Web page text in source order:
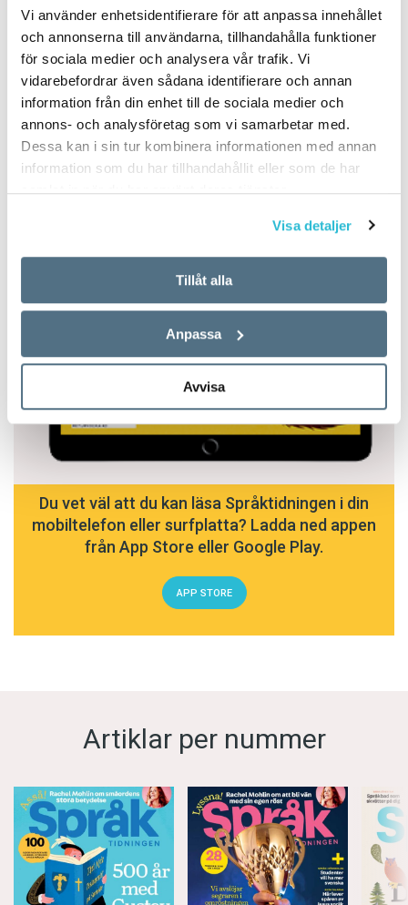
Vi använder enhetsidentifierare för att anpassa innehållet
och annonserna till användarna, tillhandahålla funktioner
för sociala medier och analysera vår trafik. Vi
vidarebefordrar även sådana identifierare och annan
information från din enhet till de sociala medier och
annons- och analysföretag som vi samarbetar med.
Dessa kan i sin tur kombinera informationen med annan
information som du har tillhandahållit eller som de har
samlat in när du har använt deras tjänster.
Visa detaljer
Tillåt alla
Anpassa
Avvisa
Du vet väl att du kan läsa Språktidningen i din
mobiltelefon eller surfplatta? Ladda ned appen
från App Store eller Google Play.
APP STORE
Artiklar per nummer